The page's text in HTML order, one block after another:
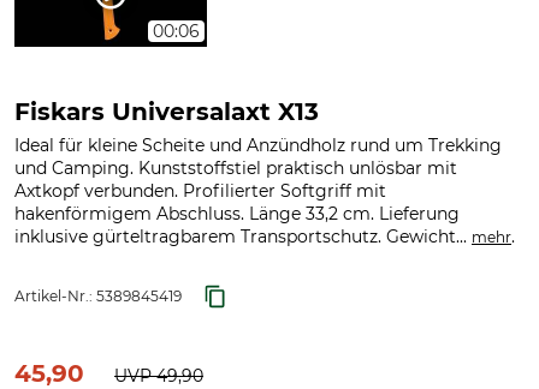
00:06
Fiskars Universalaxt X13
Ideal für kleine Scheite und Anzündholz rund um Trekking
und Camping. Kunststoffstiel praktisch unlösbar mit
Axtkopf verbunden. Profilierter Softgriff mit
hakenförmigem Abschluss. Länge 33,2 cm. Lieferung
inklusive gürteltragbarem Transportschutz. Gewicht... mehr.
Artikel-Nr.: 5389845419
45,90 UVP49,90